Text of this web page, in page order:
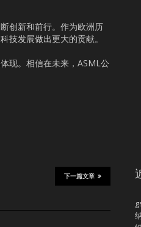
创新和前行。作为欧洲历
技发展做出更大的贡献。
现。相信在未来，ASML公
下一篇文章